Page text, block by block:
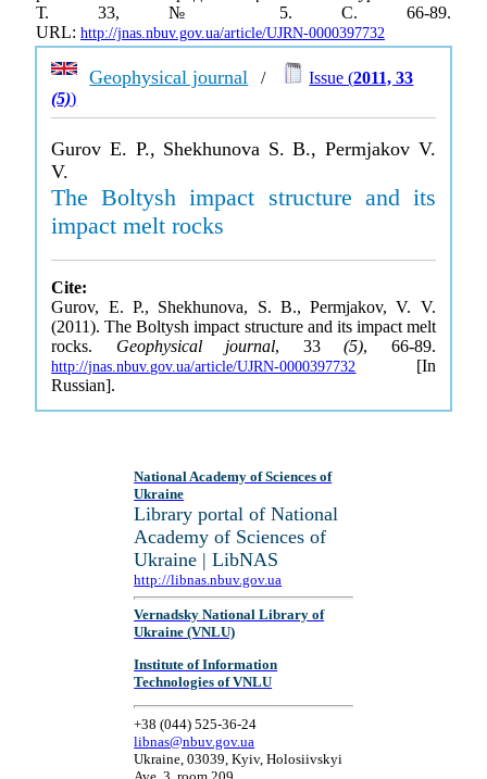
Т. 33, № 5. С. 66-89.
URL: http://jnas.nbuv.gov.ua/article/UJRN-0000397732
Geophysical journal / Issue (2011, 33
(5))
Gurov E. P., Shekhunova S. B., Permjakov V.
V.
The Boltysh impact structure and its
impact melt rocks
Cite:
Gurov, E. P., Shekhunova, S. B., Permjakov, V. V.
(2011). The Boltysh impact structure and its impact melt
rocks. Geophysical journal, 33(5), 66-89.
http://jnas.nbuv.gov.ua/article/UJRN-0000397732 [In
Russian].
National Academy of Sciences of
Ukraine
Library portal of National
Academy of Sciences of
Ukraine | LibNAS
http://libnas.nbuv.gov.ua
Vernadsky National Library of
Ukraine (VNLU)
Institute of Information
Technologies of VNLU
+38 (044) 525-36-24
libnas@nbuv.gov.ua
Ukraine, 03039, Kyiv, Holosiivskyi